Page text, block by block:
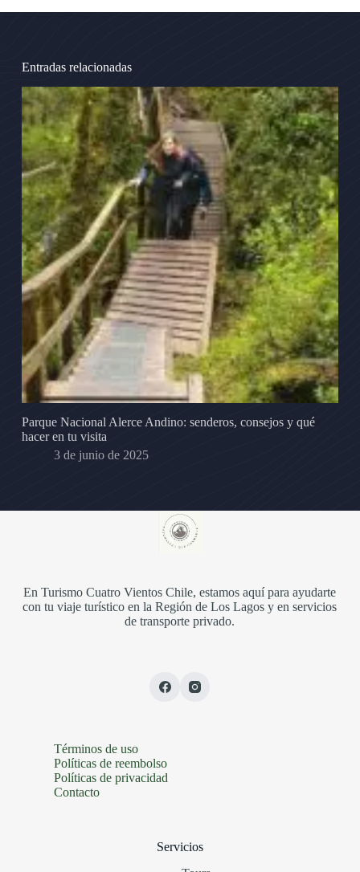
Entradas relacionadas
Parque Nacional Alerce Andino: senderos, consejos y qué
hacer en tu visita
3 de junio de 2025
En Turismo Cuatro Vientos Chile, estamos aquí para ayudarte
con tu viaje turístico en la Región de Los Lagos y en servicios
de transporte privado.
Términos de uso
Políticas de reembolso
Políticas de privacidad
Contacto
Servicios